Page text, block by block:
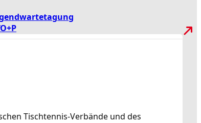
Tischtennis-Verbände und des